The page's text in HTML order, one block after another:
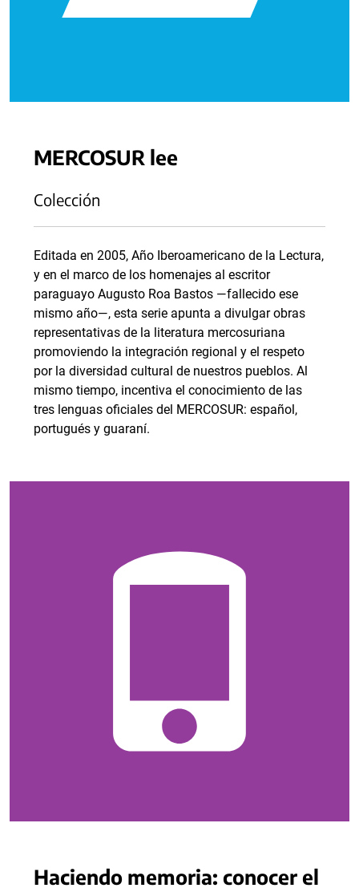
MERCOSUR lee
Colección
Editada en 2005, Año Iberoamericano de la Lectura,
y en el marco de los homenajes al escritor
paraguayo Augusto Roa Bastos —fallecido ese
mismo año—, esta serie apunta a divulgar obras
representativas de la literatura mercosuriana
promoviendo la integración regional y el respeto
por la diversidad cultural de nuestros pueblos. Al
mismo tiempo, incentiva el conocimiento de las
tres lenguas oficiales del MERCOSUR: español,
portugués y guaraní.
Haciendo memoria: conocer el